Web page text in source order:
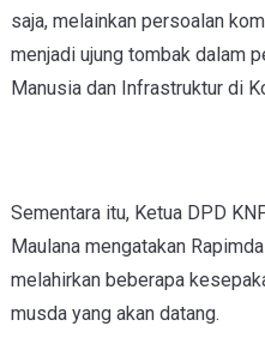
saja, melainkan persoalan
menjadi ujung tombak dalam
Manusia dan Infrastruktur di
Sementara itu, Ketua DPD
Maulana mengatakan
melahirkan beberapa
musda yang akan datang.